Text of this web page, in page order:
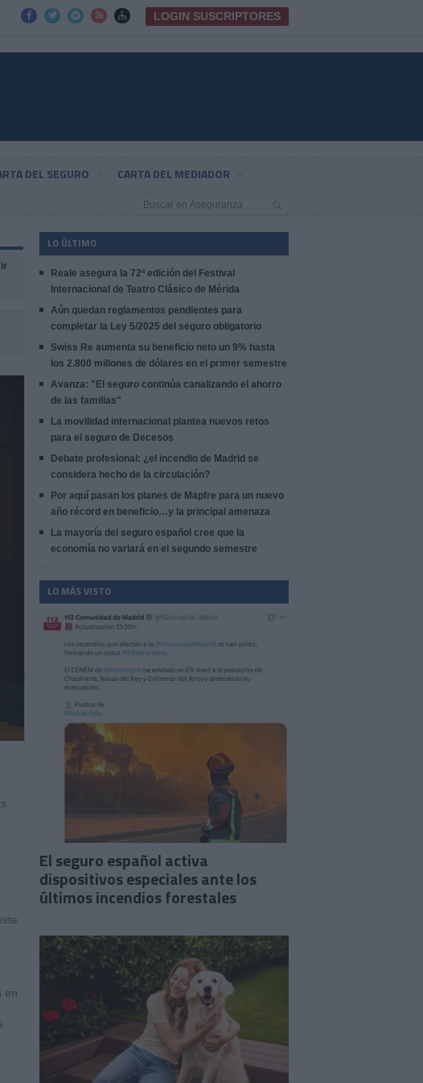
     LOGIN SUSCRIPTORES
DEL SEGURO CARTA DEL MEDIADOR
en
LO ÚLTIMO
Reale asegura la 72ª edición del Festival
Internacional de Teatro Clásico de Mérida
Aún quedan reglamentos pendientes para
completar la Ley 5/2025 del seguro obligatorio
Swiss Re aumenta su beneficio neto un 9% hasta
los 2.800 millones de dólares en el primer semestre
Avanza: "El seguro continúa canalizando el ahorro
de las familias"
La movilidad internacional plantea nuevos retos
para el seguro de Decesos
Debate profesional: ¿el incendio de Madrid se
considera hecho de la circulación?
Por aquí pasan los planes de Mapfre para un nuevo
año récord en beneficio…y la principal amenaza
La mayoría del seguro español cree que la
economía no variará en el segundo semestre
LO MÁS VISTO
El seguro español activa
dispositivos especiales ante los
últimos incendios forestales